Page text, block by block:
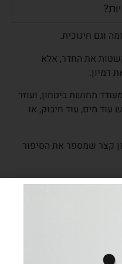
וגם חינוכית.
את החדר, אלא
דמיון.
תחושת ביטחון, ועוזר
עוד מים, עוד חיבוק, או
קצר שמספר את הסיפור
ומעביר מסרים של
פחות רגשות אשם שאתם